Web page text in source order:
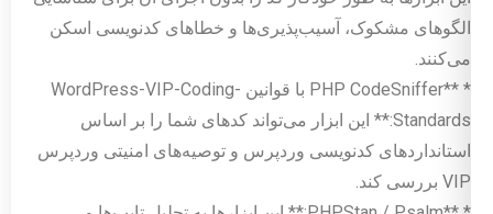
الگوهای مشکوک، آسیب‌پذیری‌ها و خطاهای کدنویسی اسکن
می‌کنند.
* **PHP CodeSniffer با قوانین WordPress-VIP-Coding-
Standards:** این ابزار می‌تواند کدهای شما را بر اساس
استانداردهای کدنویسی وردپرس و توصیه‌های امنیتی وردپرس
VIP بررسی کند.